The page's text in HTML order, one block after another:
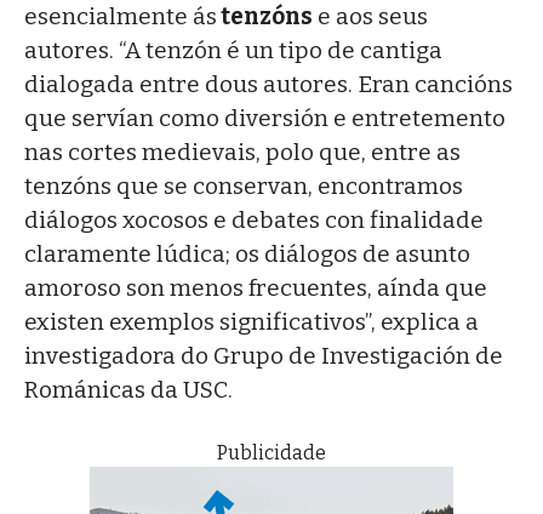
esencialmente ástenzóns e aos seus
autores. “A tenzón é un tipo de cantiga
dialogada entre dous autores. Eran cancións
que servían como diversión e entretemento
nas cortes medievais, polo que, entre as
tenzóns que se conservan, encontramos
diálogos xocosos e debates con finalidade
claramente lúdica; os diálogos de asunto
amoroso son menos frecuentes, aínda que
existen exemplos significativos”, explica a
investigadora do Grupo de Investigación de
Románicas da USC.
Publicidade